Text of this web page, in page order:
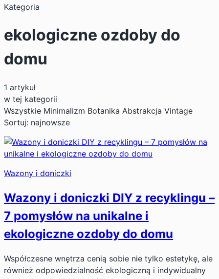
Kategoria
ekologiczne ozdoby do
domu
1 artykuł
w tej kategorii
Wszystkie Minimalizm Botanika Abstrakcja Vintage
Sortuj: najnowsze
Wazony i doniczki
Wazony i doniczki DIY z recyklingu –
7 pomysłów na unikalne i
ekologiczne ozdoby do domu
Współczesne wnętrza cenią sobie nie tylko estetykę, ale
również odpowiedzialność ekologiczną i indywidualny